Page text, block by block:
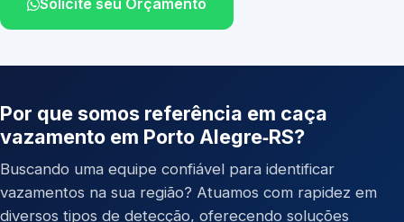
Solicite seu Orçamento
Por que somos referência em caça
vazamento em Porto Alegre‑RS?
Buscando uma equipe confiável para identificar
vazamentos na sua região? Atuamos com rapidez em
diversos tipos de detecção, oferecendo soluções